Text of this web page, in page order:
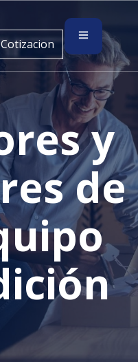
Cotizacion
y
de